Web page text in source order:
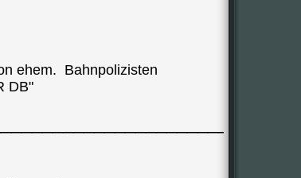
ehem. Bahnpolizisten
DB"